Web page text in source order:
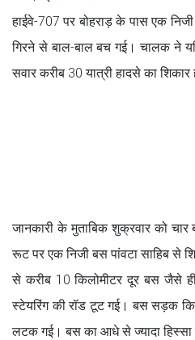
हाईवे-707 पर बोहराड़ के पास एक
गिरने से बाल-बाल बच गई। चालक ने
सवार करीब 30 यात्री हादसे का शिकार
जानकारी के मुताबिक शुक्रवार को चार
रूट पर एक निजी बस पांवटा साहिब से
से करीब 10 किलोमीटर दूर बस जैसे
स्टेयरिंग की रॉड टूट गई। बस सड़क
लटक गई। बस का आधे से ज्यादा